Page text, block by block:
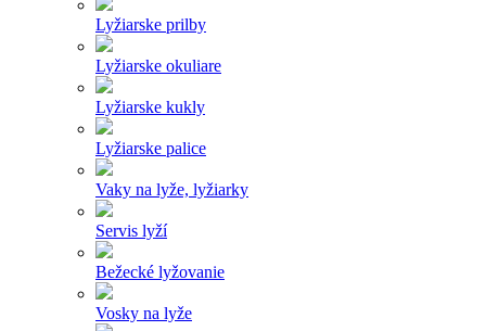
Lyžiarske prilby
Lyžiarske okuliare
Lyžiarske kukly
Lyžiarske palice
Vaky na lyže, lyžiarky
Servis lyží
Bežecké lyžovanie
Vosky na lyže